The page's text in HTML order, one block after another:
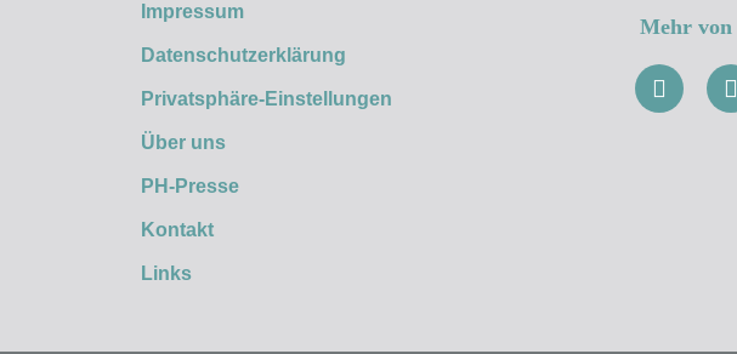
Impressum
Datenschutzerklärung
Privatsphäre-Einstellungen
Über uns
PH-Presse
Kontakt
Links
Mehr von